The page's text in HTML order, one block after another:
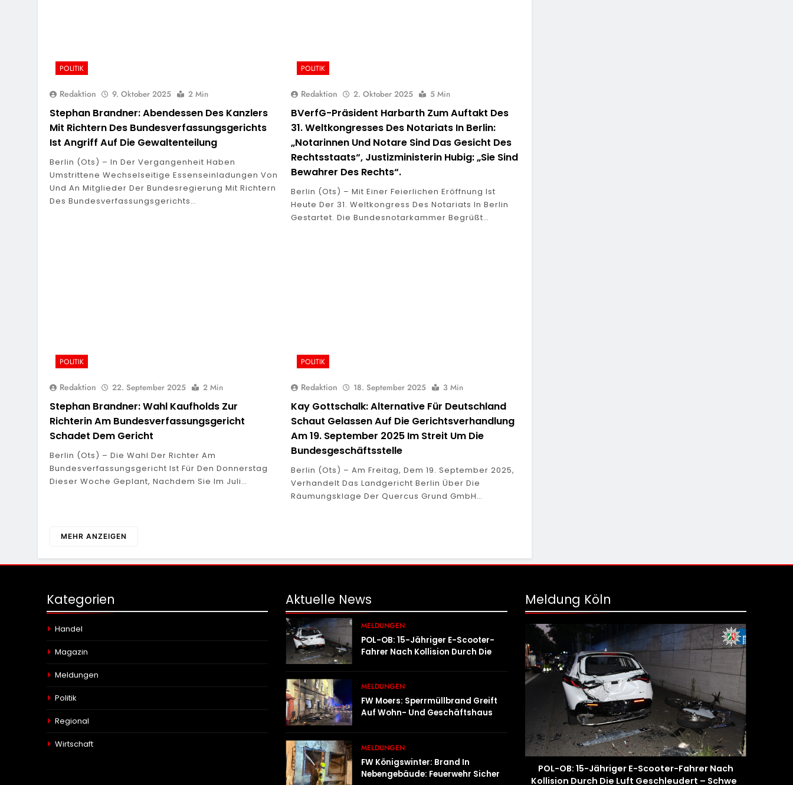
POLITIK
Redaktion 9. Oktober 2025 2 Min
Stephan Brandner: Abendessen Des Kanzlers
Mit Richtern Des Bundesverfassungsgerichts
Ist Angriff Auf Die Gewaltenteilung
Berlin (ots) – In Der Vergangenheit Haben
Umstrittene Wechselseitige Essenseinladungen Von
Und An Mitglieder Der Bundesregierung Mit Richtern
Des Bundesverfassungsgerichts…
POLITIK
Redaktion 2. Oktober 2025 5 Min
BVerfG-Präsident Harbarth Zum Auftakt Des
31. Weltkongresses Des Notariats In Berlin:
„Notarinnen Und Notare Sind Das Gesicht Des
Rechtsstaats“, Justizministerin Hubig: „Sie Sind
Bewahrer Des Rechts“.
Berlin (ots) – Mit Einer Feierlichen Eröffnung Ist
Heute Der 31. Weltkongress Des Notariats In Berlin
Gestartet. Die Bundesnotarkammer Begrüßt…
POLITIK
Redaktion 22. September 2025 2 Min
Stephan Brandner: Wahl Kaufholds Zur
Richterin Am Bundesverfassungsgericht
Schadet Dem Gericht
Berlin (ots) – Die Wahl Der Richter Am
Bundesverfassungsgericht Ist Für Den Donnerstag
Dieser Woche Geplant, Nachdem Sie Im Juli…
POLITIK
Redaktion 18. September 2025 3 Min
Kay Gottschalk: Alternative Für Deutschland
Schaut Gelassen Auf Die Gerichtsverhandlung
Am 19. September 2025 Im Streit Um Die
Bundesgeschäftsstelle
Berlin (ots) – Am Freitag, Dem 19. September 2025,
Verhandelt Das Landgericht Berlin Über Die
Räumungsklage Der Quercus Grund GmbH…
MEHR ANZEIGEN
Kategorien
Handel
Magazin
Meldungen
Politik
Regional
Wirtschaft
Aktuelle News
MELDUNGEN
POL-OB: 15-Jähriger E-Scooter-
Fahrer Nach Kollision Durch Die
Verletzt
MELDUNGEN
FW Moers: Sperrmüllbrand Greift
Auf Wohn- Und Geschäftshaus
MELDUNGEN
FW Königswinter: Brand In
Nebengebäude: Feuerwehr Sichert
Meldung Köln
POL-OB: 15-Jähriger E-Scooter-Fahrer Nach
Kollision Durch Die Luft Geschleudert – Schwer